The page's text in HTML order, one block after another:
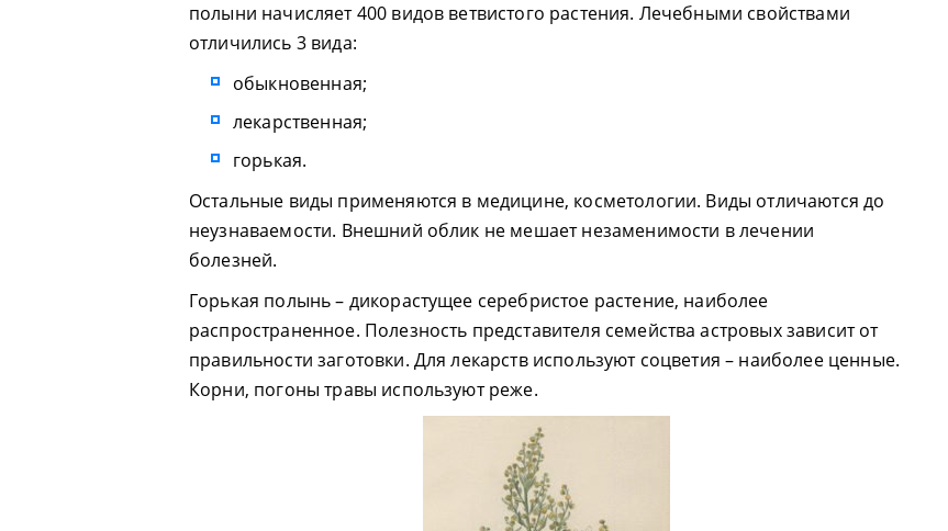
полыни начисляет 400 видов ветвистого растения. Лечебными свойствами
отличились 3 вида:
обыкновенная;
лекарственная;
горькая.
Остальные виды применяются в медицине, косметологии. Виды отличаются до
неузнаваемости. Внешний облик не мешает незаменимости в лечении
болезней.
Горькая полынь – дикорастущее серебристое растение, наиболее
распространенное. Полезность представителя семейства астровых зависит от
правильности заготовки. Для лекарств используют соцветия – наиболее ценные.
Корни, погоны травы используют реже.